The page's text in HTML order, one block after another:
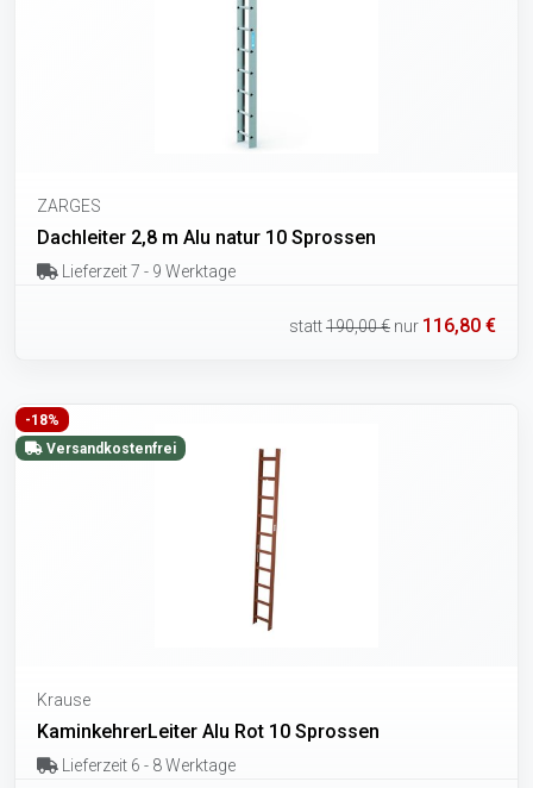
ZARGES
Dachleiter 2,8 m Alu natur 10 Sprossen
Lieferzeit 7 - 9 Werktage
statt190,00 € nur 116,80 €
-18%
Versandkostenfrei
Krause
KaminkehrerLeiter Alu Rot 10 Sprossen
Lieferzeit 6 - 8 Werktage